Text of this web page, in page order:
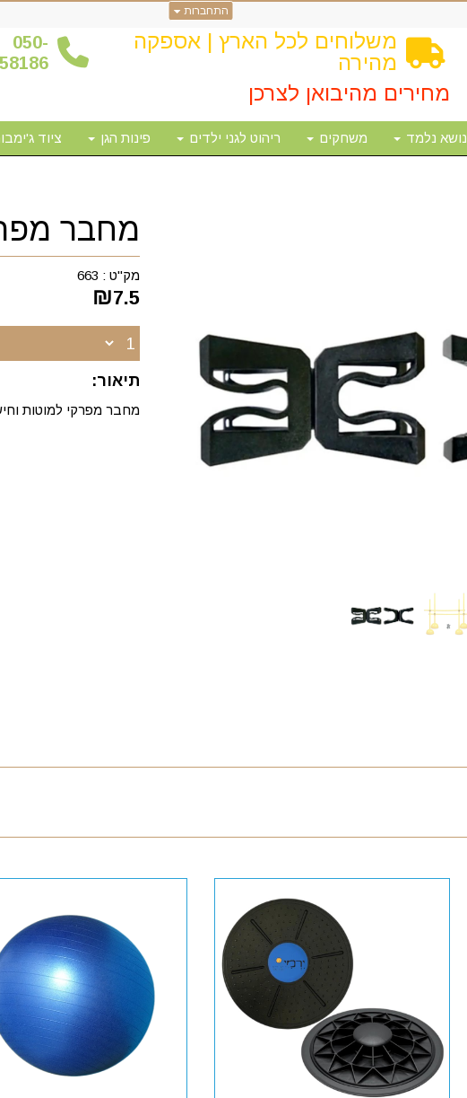
התחברות
משלוחים לכל הארץ | אספקה
מהירה
050-
מחירים מהיבואן לצרכן
נושא נלמד משחקים ריהוט לגני ילדים פינות הגן ציוד
מחבר
מק"ט : 663
₪7.5
תיאור:
מחבר מפרקי למוטות